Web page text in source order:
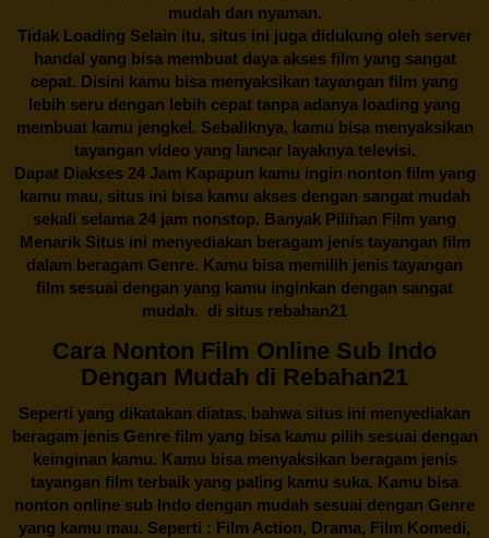
mudah dan nyaman.
Tidak Loading Selain itu, situs ini juga didukung oleh server
handal yang bisa membuat daya akses film yang sangat
cepat. Disini kamu bisa menyaksikan tayangan film yang
lebih seru dengan lebih cepat tanpa adanya loading yang
membuat kamu jengkel. Sebaliknya, kamu bisa menyaksikan
tayangan video yang lancar layaknya televisi.
Dapat Diakses 24 Jam Kapapun kamu ingin nonton film yang
kamu mau, situs ini bisa kamu akses dengan sangat mudah
sekali selama 24 jam nonstop. Banyak Pilihan Film yang
Menarik Situs ini menyediakan beragam jenis tayangan film
dalam beragam Genre. Kamu bisa memilih jenis tayangan
film sesuai dengan yang kamu inginkan dengan sangat
mudah. di situs rebahan21
Cara Nonton Film Online Sub Indo
Dengan Mudah di Rebahan21
Seperti yang dikatakan diatas, bahwa situs ini menyediakan
beragam jenis Genre film yang bisa kamu pilih sesuai dengan
keinginan kamu. Kamu bisa menyaksikan beragam jenis
tayangan film terbaik yang paling kamu suka. Kamu bisa
nonton online sub Indo dengan mudah sesuai dengan Genre
yang kamu mau. Seperti : Film Action, Drama, Film Komedi,